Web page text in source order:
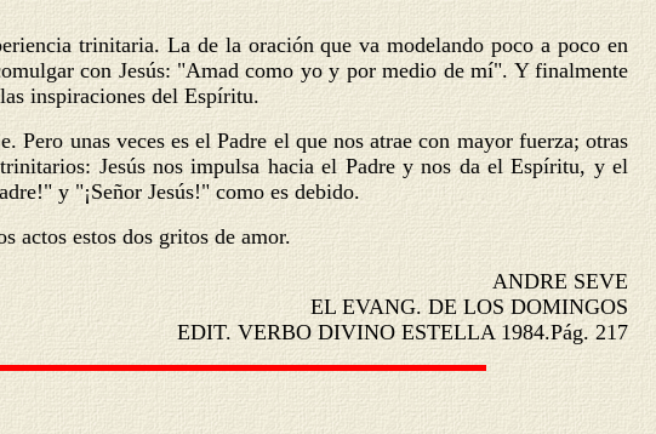
trinitaria. La de la oración que va modelando poco a poco en
con Jesús: "Amad como yo y por medio de mí". Y finalmente
inspiraciones del Espíritu.
unas veces es el Padre el que nos atrae con mayor fuerza; otras
Jesús nos impulsa hacia el Padre y nos da el Espíritu, y el
y "¡Señor Jesús!" como es debido.
actos estos dos gritos de amor.
ANDRE SEVE
EL EVANG. DE LOS DOMINGOS
EDIT. VERBO DIVINO ESTELLA 1984.Pág. 217